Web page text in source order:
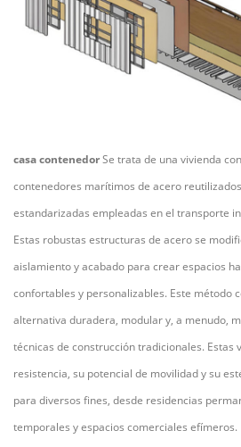
casa contenedorSe trata de una vivienda
contenedores marítimos de acero
estandarizadas empleadas en el transporte
Estas robustas estructuras de acero se
aislamiento y acabado para crear espacios
confortables y personalizables. Este método
alternativa duradera, modular y, a menudo,
técnicas de construcción tradicionales. Estas
resistencia, su potencial de movilidad y su
para diversos fines, desde residencias
temporales y espacios comerciales efímeros.